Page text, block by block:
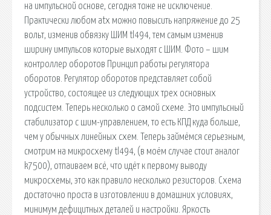
на импульсной основе, сегодня тоже не исключение.
Практически любом atx можно повысить напряжение до 25
вольт, изменив обвязку ШИМ tl494, тем самым изменив
ширину импульсов которые выходят с ШИМ. Фото – шим
контроллер оборотов Принцип работы регулятора
оборотов. Регулятор оборотов представляет собой
устройство, состоящее из следующих трех основных
подсистем. Теперь несколько о самой схеме. Это импульсный
стабилизатор с шим-управлением, то есть КПД куда больше,
чем у обычных линейных схем. Теперь займёмся серьезным,
смотрим на микросхему tl494, (в моём случае стоит аналог
k7500), отпаиваем всё, что идёт к первому выводу
микросхемы, это как правило несколько резисторов. Схема
достаточно проста в изготовлении в домашних условиях,
минимум дефицитных деталей и настройки. Яркость